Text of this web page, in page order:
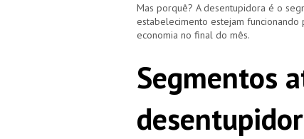
Mas porquê? A desentupidora é o
estabelecimento estejam
economia no final do mês.
Segmentos